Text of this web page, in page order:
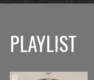
PLAYLIST